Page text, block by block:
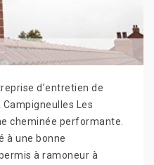
d’entretien de
Les
cheminée performante.
à une bonne
à ramoneur à